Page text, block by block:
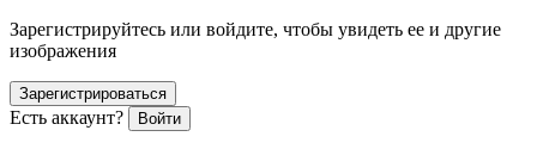
Зарегистрируйтесь или войдите, чтобы увидеть ее и другие
изображения
Зарегистрироваться
Есть аккаунт? Войти